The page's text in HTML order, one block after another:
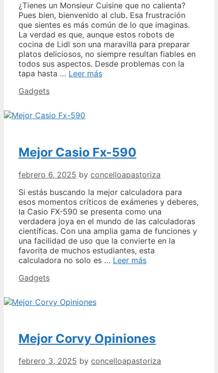
¿Tienes un Monsieur Cuisine que no calienta?
Pues bien, bienvenido al club. Esa frustración
que sientes es más común de lo que imaginas.
La verdad es que, aunque estos robots de
cocina de Lidl son una maravilla para preparar
platos deliciosos, no siempre resultan fiables en
todos sus aspectos. Desde problemas con la
tapa hasta … Leer másMejor
Categories
Gadgets
Mejor Casio Fx-590
febrero 6, 2025 by concelloapastoriza
Si estás buscando la mejor calculadora para
esos momentos críticos de exámenes y deberes,
la Casio FX-590 se presenta como una
verdadera joya en el mundo de las calculadoras
científicas. Con una amplia gama de funciones y
una facilidad de uso que la convierte en la
favorita de muchos estudiantes, esta
calculadora no solo es … Leer másMejor
Categories
Gadgets
Mejor Corvy Opiniones
febrero 3, 2025 by concelloapastoriza